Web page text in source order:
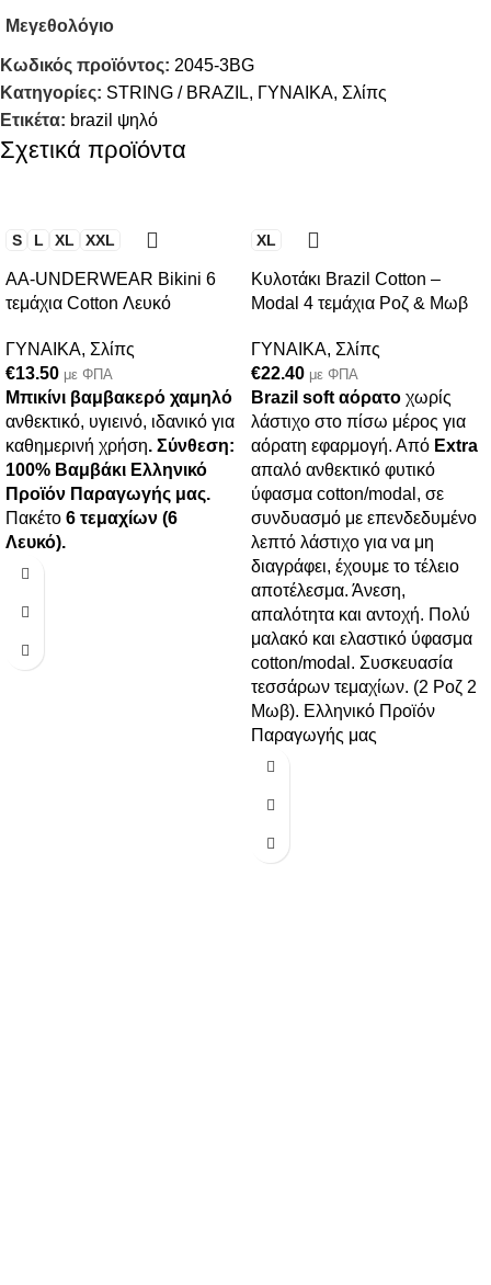
Μεγεθολόγιο
Κωδικός προϊόντος: 2045-3BG
Κατηγορίες: STRING / BRAZIL, ΓΥΝΑΙΚΑ, Σλίπς
Ετικέτα: brazil ψηλό
Σχετικά προϊόντα
S L XL XXL
AA-UNDERWEAR Bikini 6
τεμάχια Cotton Λευκό
ΓΥΝΑΙΚΑ, Σλίπς
€13.50 με ΦΠΑ
Μπικίνι βαμβακερό χαμηλό
ανθεκτικό, υγιεινό, ιδανικό για
καθημερινή χρήση. Σύνθεση:
100% Βαμβάκι Ελληνικό
Προϊόν Παραγωγής μας.
Πακέτο 6 τεμαχίων (6
Λευκό).
XL
Κυλοτάκι Brazil Cotton –
Modal 4 τεμάχια Ροζ & Μωβ
ΓΥΝΑΙΚΑ, Σλίπς
€22.40 με ΦΠΑ
Brazil soft αόρατο χωρίς
λάστιχο στο πίσω μέρος για
αόρατη εφαρμογή. Από Extra
απαλό ανθεκτικό φυτικό
ύφασμα cotton/modal, σε
συνδυασμό με επενδεδυμένο
λεπτό λάστιχο για να μη
διαγράφει, έχουμε το τέλειο
αποτέλεσμα. Άνεση,
απαλότητα και αντοχή. Πολύ
μαλακό και ελαστικό ύφασμα
cotton/modal. Συσκευασία
τεσσάρων τεμαχίων. (2 Ροζ 2
Μωβ). Ελληνικό Προϊόν
Παραγωγής μας